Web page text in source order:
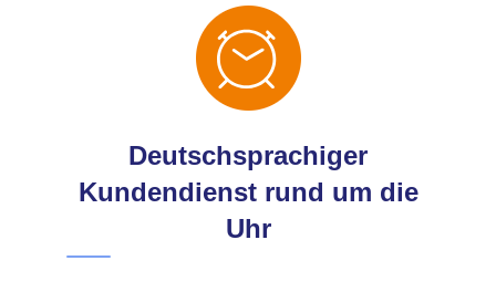
Deutschsprachiger
Kundendienst rund um die
Uhr